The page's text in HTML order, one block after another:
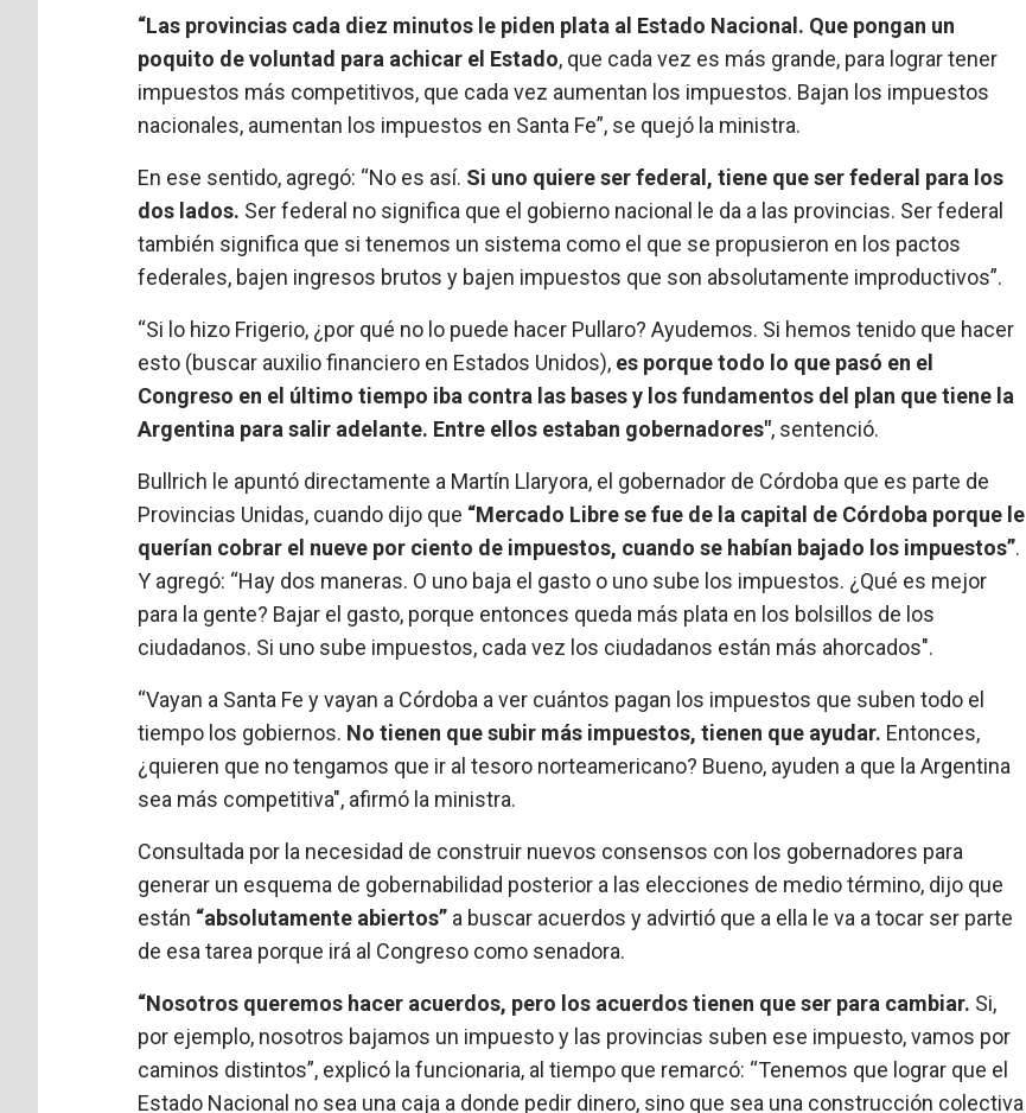
“Las provincias cada diez minutos le piden plata al Estado Nacional. Que pongan un
poquito de voluntad para achicar el Estado, que cada vez es más grande, para lograr tener
impuestos más competitivos, que cada vez aumentan los impuestos. Bajan los impuestos
nacionales, aumentan los impuestos en Santa Fe”, se quejó la ministra.
En ese sentido, agregó: “No es así. Si uno quiere ser federal, tiene que ser federal para los
dos lados. Ser federal no significa que el gobierno nacional le da a las provincias. Ser federal
también significa que si tenemos un sistema como el que se propusieron en los pactos
federales, bajen ingresos brutos y bajen impuestos que son absolutamente improductivos”.
“Si lo hizo Frigerio, ¿por qué no lo puede hacer Pullaro? Ayudemos. Si hemos tenido que hacer
esto (buscar auxilio financiero en Estados Unidos), es porque todo lo que pasó en el
Congreso en el último tiempo iba contra las bases y los fundamentos del plan que tiene la
Argentina para salir adelante. Entre ellos estaban gobernadores", sentenció.
Bullrich le apuntó directamente a Martín Llaryora, el gobernador de Córdoba que es parte de
Provincias Unidas, cuando dijo que “Mercado Libre se fue de la capital de Córdoba porque le
querían cobrar el nueve por ciento de impuestos, cuando se habían bajado los impuestos”.
Y agregó: “Hay dos maneras. O uno baja el gasto o uno sube los impuestos. ¿Qué es mejor
para la gente? Bajar el gasto, porque entonces queda más plata en los bolsillos de los
ciudadanos. Si uno sube impuestos, cada vez los ciudadanos están más ahorcados".
“Vayan a Santa Fe y vayan a Córdoba a ver cuántos pagan los impuestos que suben todo el
tiempo los gobiernos. No tienen que subir más impuestos, tienen que ayudar. Entonces,
¿quieren que no tengamos que ir al tesoro norteamericano? Bueno, ayuden a que la Argentina
sea más competitiva", afirmó la ministra.
Consultada por la necesidad de construir nuevos consensos con los gobernadores para
generar un esquema de gobernabilidad posterior a las elecciones de medio término, dijo que
están “absolutamente abiertos” a buscar acuerdos y advirtió que a ella le va a tocar ser parte
de esa tarea porque irá al Congreso como senadora.
“Nosotros queremos hacer acuerdos, pero los acuerdos tienen que ser para cambiar. Si,
por ejemplo, nosotros bajamos un impuesto y las provincias suben ese impuesto, vamos por
caminos distintos”, explicó la funcionaria, al tiempo que remarcó: “Tenemos que lograr que el
Estado Nacional no sea una caja a donde pedir dinero, sino que sea una construcción colectiva